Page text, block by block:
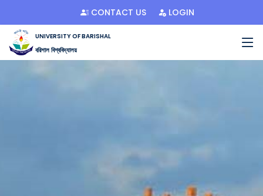
CONTACT US LOGIN
UNIVERSITY OF BARISHAL
বরিশাল বিশ্ববিদ্যালয়